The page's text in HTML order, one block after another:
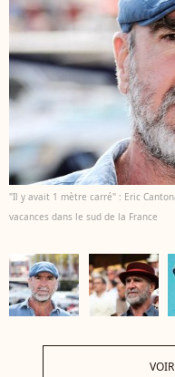
"Il y avait 1 mètre carré" : Eric
vacances dans le sud de la France